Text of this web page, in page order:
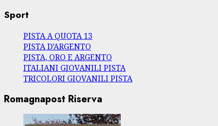
Sport
PISTA A QUOTA 13
PISTA D’ARGENTO
PISTA, ORO E ARGENTO
ITALIANI GIOVANILI PISTA
TRICOLORI GIOVANILI PISTA
Romagnapost Riserva